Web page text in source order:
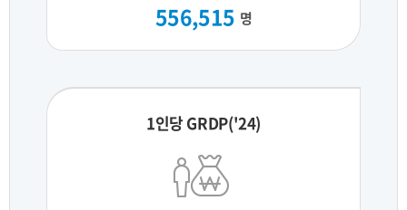
556,515 명
1인당 GRDP('24)